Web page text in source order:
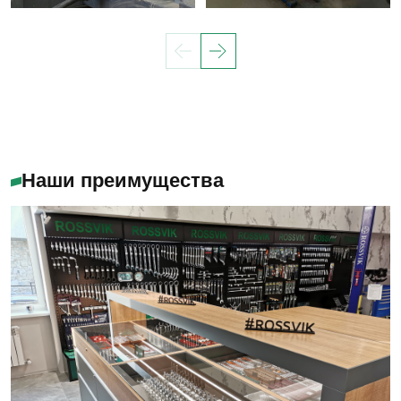
Наши преимущества